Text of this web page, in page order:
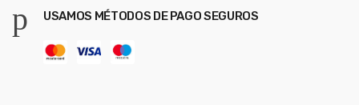
USAMOS MÉTODOS DE PAGO SEGUROS